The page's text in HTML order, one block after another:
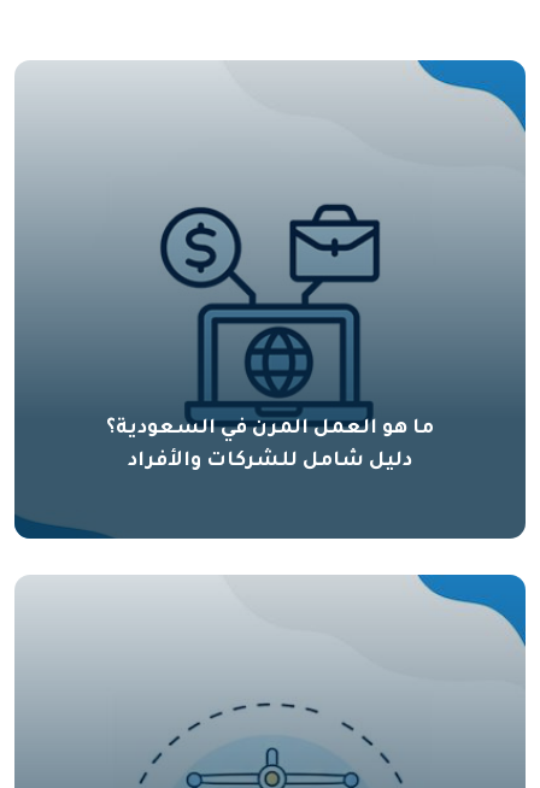
ما هو العمل المرن في السعودية؟
دليل شامل للشركات والأفراد